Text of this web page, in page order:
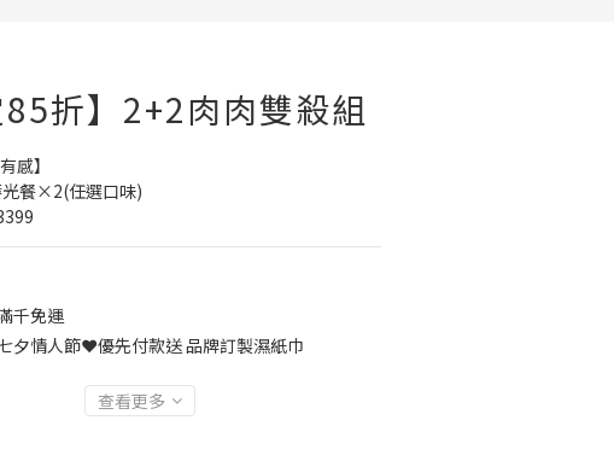
85折】2+2肉肉雙殺組
感】
餐×2(任選口味)
千免運
夕情人節❤️優先付款送 品牌訂製濕紙巾
查看更多